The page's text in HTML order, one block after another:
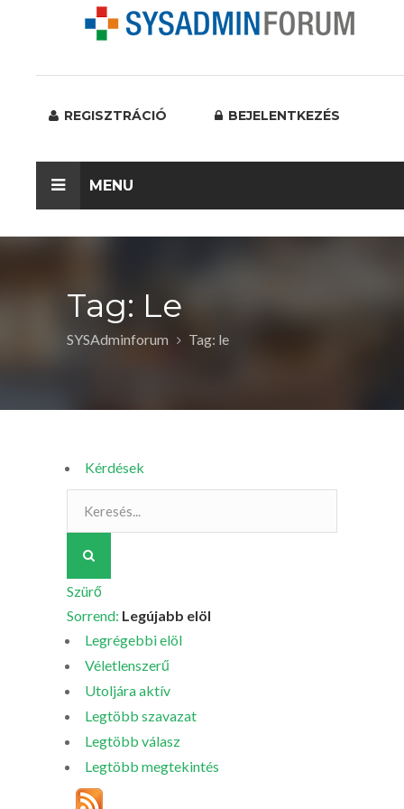
REGISZTRÁCIÓ BEJELENTKEZÉS
MENU
Tag: Le
SYSAdminforum Tag: le
Kérdések
Szürő
Sorrend: Legújabb elöl
Legrégebbi elöl
Véletlenszerű
Utoljára aktív
Legtöbb szavazat
Legtöbb válasz
Legtöbb megtekintés